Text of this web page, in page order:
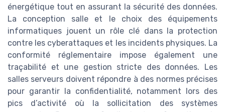
énergétique tout en assurant la sécurité des données.
La conception salle et le choix des équipements
informatiques jouent un rôle clé dans la protection
contre les cyberattaques et les incidents physiques. La
conformité réglementaire impose également une
traçabilité et une gestion stricte des données. Les
salles serveurs doivent répondre à des normes précises
pour garantir la confidentialité, notamment lors des
pics d’activité où la sollicitation des systèmes